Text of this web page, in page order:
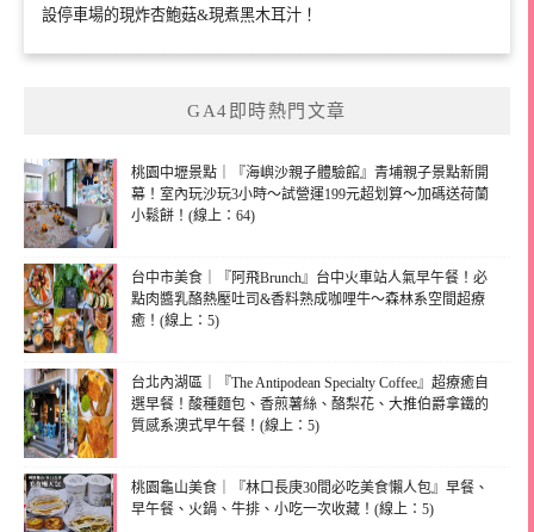
設停車場的現炸杏鮑菇&現煮黑木耳汁！
GA4即時熱門文章
桃園中壢景點｜『海嶼沙親子體驗館』青埔親子景點新開
幕！室內玩沙玩3小時～試營運199元超划算～加碼送荷蘭
小鬆餅！(線上：64)
台中市美食｜『阿飛Brunch』台中火車站人氣早午餐！必
點肉醬乳酪熱壓吐司&香料熟成咖哩牛～森林系空間超療
癒！(線上：5)
台北內湖區｜『The Antipodean Specialty Coffee』超療癒自
選早餐！酸種麵包、香煎薯絲、酪梨花、大推伯爵拿鐵的
質感系澳式早午餐！(線上：5)
桃園龜山美食｜『林口長庚30間必吃美食懶人包』早餐、
早午餐、火鍋、牛排、小吃一次收藏！(線上：5)